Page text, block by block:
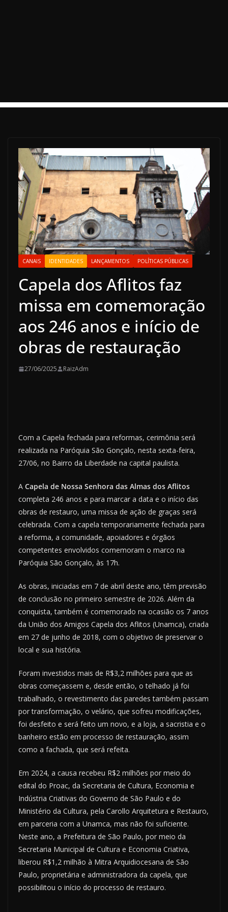
CANAIS IDENTIDADES LANÇAMENTOS POLÍTICAS PÚBLICAS
Capela dos Aflitos faz
missa em comemoração
aos 246 anos e início de
obras de restauração
27/06/2025 RaizAdm
Com a Capela fechada para reformas, cerimônia será
realizada na Paróquia São Gonçalo, nesta sexta-feira,
27/06, no Bairro da Liberdade na capital paulista.
A Capela de Nossa Senhora das Almas dos Aflitos
completa 246 anos e para marcar a data e o início das
obras de restauro, uma missa de ação de graças será
celebrada. Com a capela temporariamente fechada para
a reforma, a comunidade, apoiadores e órgãos
competentes envolvidos comemoram o marco na
Paróquia São Gonçalo, às 17h.
As obras, iniciadas em 7 de abril deste ano, têm previsão
de conclusão no primeiro semestre de 2026. Além da
conquista, também é comemorado na ocasião os 7 anos
da União dos Amigos Capela dos Aflitos (Unamca), criada
em 27 de junho de 2018, com o objetivo de preservar o
local e sua história.
Foram investidos mais de R$3,2 milhões para que as
obras começassem e, desde então, o telhado já foi
trabalhado, o revestimento das paredes também passam
por transformação, o velário, que sofreu modificações,
foi desfeito e será feito um novo, e a loja, a sacristia e o
banheiro estão em processo de restauração, assim
como a fachada, que será refeita.
Em 2024, a causa recebeu R$2 milhões por meio do
edital do Proac, da Secretaria de Cultura, Economia e
Indústria Criativas do Governo de São Paulo e do
Ministério da Cultura, pela Carollo Arquitetura e Restauro,
em parceria com a Unamca, mas não foi suficiente.
Neste ano, a Prefeitura de São Paulo, por meio da
Secretaria Municipal de Cultura e Economia Criativa,
liberou R$1,2 milhão à Mitra Arquidiocesana de São
Paulo, proprietária e administradora da capela, que
possibilitou o início do processo de restauro.